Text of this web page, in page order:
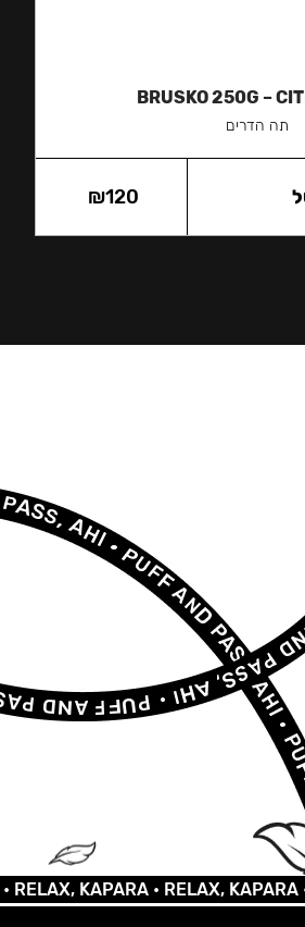
BRUSKO 250G –
תה הדרים
₪120
KAPARA •RELAX, KAPARA •